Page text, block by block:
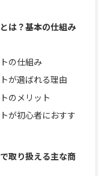
は？基本の仕組み
の仕組み
が選ばれる理由
のメリット
が初心者におすす
取り扱える主な商